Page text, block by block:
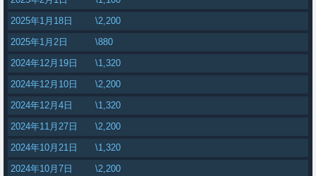
2025年1月18日
\2,200
2025年1月2日
\880
2024年12月19日
\1,320
2024年12月10日
\2,200
2024年12月4日
\1,320
2024年11月27日
\2,200
2024年10月21日
\1,320
2024年10月7日
\2,200